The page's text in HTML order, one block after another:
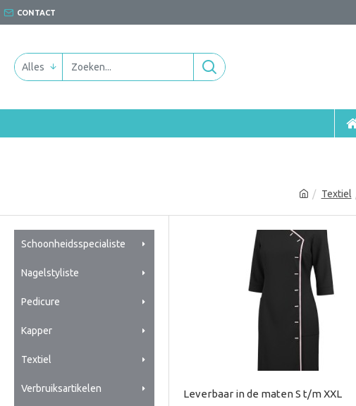
CONTACT
Alles
Textiel
Schoonheidsspecialiste
Nagelstyliste
Pedicure
Kapper
Textiel
Verbruiksartikelen Leverbaar in de maten S t/m XXL